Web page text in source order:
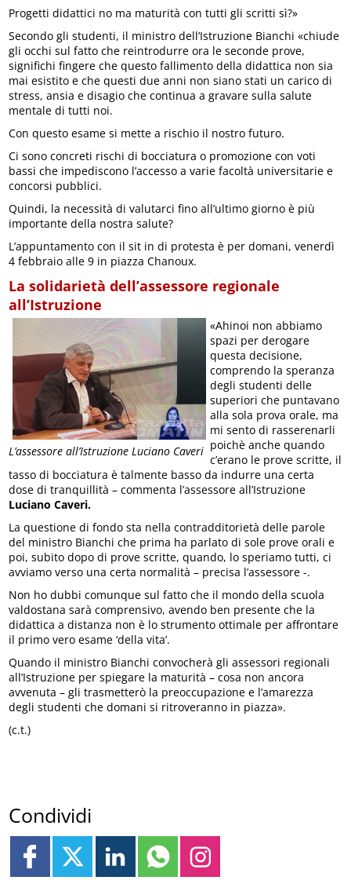
Progetti didattici no ma maturità con tutti gli scritti sì?»
Secondo gli studenti, il ministro dell’Istruzione Bianchi «chiude
gli occhi sul fatto che reintrodurre ora le seconde prove,
significhi fingere che questo fallimento della didattica non sia
mai esistito e che questi due anni non siano stati un carico di
stress, ansia e disagio che continua a gravare sulla salute
mentale di tutti noi.
Con questo esame si mette a rischio il nostro futuro.
Ci sono concreti rischi di bocciatura o promozione con voti
bassi che impediscono l’accesso a varie facoltà universitarie e
concorsi pubblici.
Quindi, la necessità di valutarci fino all’ultimo giorno è più
importante della nostra salute?
L’appuntamento con il sit in di protesta è per domani, venerdì
4 febbraio alle 9 in piazza Chanoux.
La solidarietà dell’assessore regionale
all’Istruzione
L’assessore all’Istruzione Luciano Caveri
«Ahinoi non abbiamo
spazi per derogare
questa decisione,
comprendo la speranza
degli studenti delle
superiori che puntavano
alla sola prova orale, ma
mi sento di rasserenarli
poichè anche quando
c’erano le prove scritte, il
tasso di bocciatura è talmente basso da indurre una certa
dose di tranquillità – commenta l’assessore all’Istruzione
Luciano Caveri.
La questione di fondo sta nella contradditorietà delle parole
del ministro Bianchi che prima ha parlato di sole prove orali e
poi, subito dopo di prove scritte, quando, lo speriamo tutti, ci
avviamo verso una certa normalità – precisa l’assessore -.
Non ho dubbi comunque sul fatto che il mondo della scuola
valdostana sarà comprensivo, avendo ben presente che la
didattica a distanza non è lo strumento ottimale per affrontare
il primo vero esame ‘della vita’.
Quando il ministro Bianchi convocherà gli assessori regionali
all’Istruzione per spiegare la maturità – cosa non ancora
avvenuta – gli trasmetterò la preoccupazione e l’amarezza
degli studenti che domani si ritroveranno in piazza».
(c.t.)
Condividi